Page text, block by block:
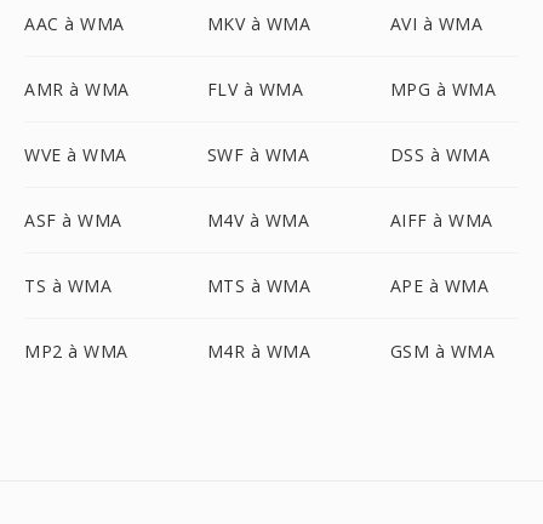
AAC à WMA MKV à WMA AVI à WMA
AMR à WMA FLV à WMA MPG à WMA
WVE à WMA SWF à WMA DSS à WMA
ASF à WMA M4V à WMA AIFF à WMA
TS à WMA MTS à WMA APE à WMA
MP2 à WMA M4R à WMA GSM à WMA